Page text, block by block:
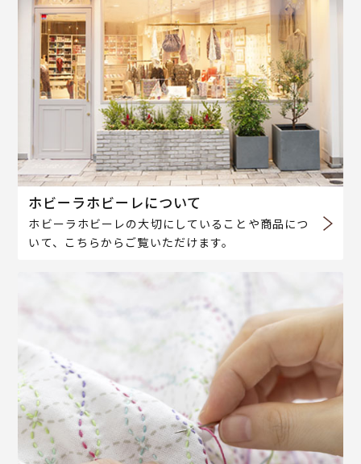
ホビーラホビーレについて
ホビーラホビーレの大切にしていることや商品につ
いて、こちらからご覧いただけます。